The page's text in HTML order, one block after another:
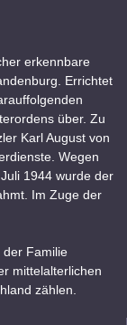
erkennbare
Errichtet
über. Zu
Karl August von
Wegen
1944 wurde der
Im Zuge der
der Familie
mittelalterlichen
zählen.